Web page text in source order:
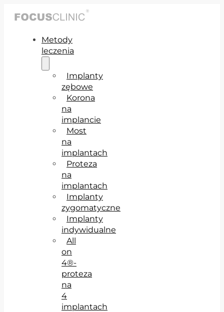
Metody
leczenia
Implanty
zębowe
Korona
na
implancie
Most
na
implantach
Proteza
na
implantach
Implanty
zygomatyczne
Implanty
indywidualne
All
on
4®-
proteza
na
4
implantach